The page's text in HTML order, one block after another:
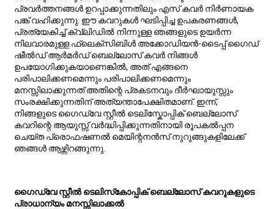
പ്രവർത്തനങ്ങൾ ഉറപ്പാക്കുന്നതിലും എസ് കവർ നിർണായക
പങ്ക് വഹിക്കുന്നു. ഈ കവറുകൾ ഘടിപ്പിച്ച ഉപകരണങ്ങൾ,
പ്രത്യേകിച്ച് ക്വ്ലിഡിൽ നിന്നുള്ള ഞങ്ങളുടെ ഉയർന്ന
നിലവാരമുള്ള ഫ്ലെക്സിബിൾ അക്കോഡിയൻ-ടൈപ്പ് ഗൈഡ്
ഷീൽഡ് ആർമർഡ് ബെല്ലോസ് കവർ നിങ്ങൾ
ഉപയോഗിക്കുകയാണെങ്കിൽ, അത് എങ്ങനെ
പരിപാലിക്കണമെന്നും പരിപാലിക്കണമെന്നും
മനസ്സിലാക്കുന്നത് അതിന്റെ പ്രകടനവും ദീർഘായുസ്സും
സംരക്ഷിക്കുന്നതിന് അത്യന്താപേക്ഷിതമാണ്. ഇന്ന്,
നിങ്ങളുടെ ഗൈഡ്‌വേ സ്റ്റീൽ ടെലിസ്കോപ്പിക് ബെല്ലോസ്
കവറിന്റെ ആയുസ്സ് വർദ്ധിപ്പിക്കുന്നതിനായി രൂപകൽപ്പന
ചെയ്ത പ്രൊഫഷണൽ മെയിന്റനൻസ് നുറുങ്ങുകളിലേക്ക്
ഞങ്ങൾ ആഴ്ന്നിറങ്ങുന്നു.
ഗൈഡ്‌വേ സ്റ്റീൽ ടെലിസ്‌കോപ്പിക് ബെല്ലോസ് കവറുകളുടെ
പ്രാധാന്യം മനസ്സിലാക്കൽ